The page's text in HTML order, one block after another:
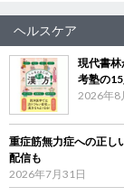
ヘルスケア
現代書
考塾の
2026年8
重症筋無力症への正
配信も
2026年7月31日